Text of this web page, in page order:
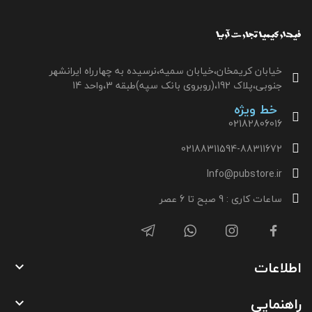
خیابان کریمخان،خیابان سمیه،نرسیده به چهارراه ایرانشهر
جنوبی،پلاک 192،(روبروی بانک سپه)طبقه 3،واحد 14
خط ویژه
02182806016
02188311594-88311672
Info@pubstore.ir
ساعات کاری : 9 صبح تا 6 عصر
اطلاعات 
راهنمایی 